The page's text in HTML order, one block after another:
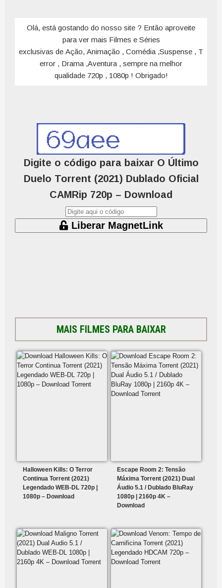
Olá, está gostando do nosso site ? Então aproveite
para ver mais Filmes e Séries
exclusivas de Ação, Animação , Comédia ,Suspense , T
error , Drama ,Aventura , sempre na melhor
qualidade 720p , 1080p ! Obrigado!
Digite o código para baixar O Último
Duelo Torrent (2021) Dublado Oficial
CAMRip 720p – Download
Liberar MagnetLink
MAIS FILMES PARA BAIXAR
Halloween Kills: O Terror
Continua Torrent (2021)
Legendado WEB-DL 720p |
1080p – Download
Escape Room 2: Tensão
Máxima Torrent (2021) Dual
Áudio 5.1 / Dublado BluRay
1080p | 2160p 4K –
Download